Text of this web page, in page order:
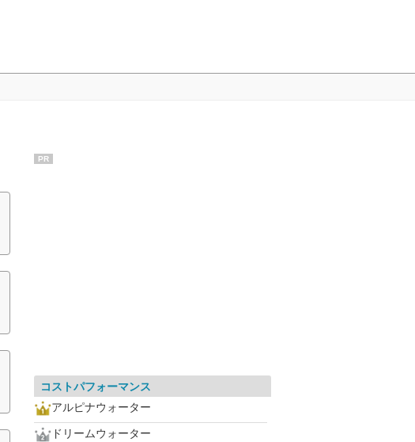
PR
コストパフォーマンス
アルピナウォーター
ドリームウォーター